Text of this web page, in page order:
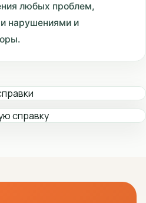
любых проблем,
нарушениями и